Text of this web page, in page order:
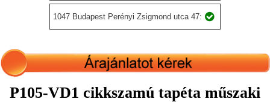
1047 Budapest Perényi Zsigmond utca 47:
P105-VD1 cikkszamú tapéta műszaki